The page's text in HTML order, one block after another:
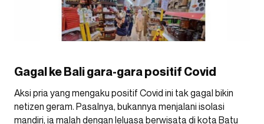
Gagal ke Bali gara-gara positif Covid
Aksi pria yang mengaku positif Covid ini tak gagal bikin
netizen geram. Pasalnya, bukannya menjalani isolasi
mandiri, ia malah dengan leluasa berwisata di kota Batu